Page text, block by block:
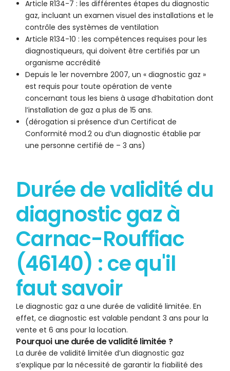
Article R134-7 : les différentes étapes du diagnostic
gaz, incluant un examen visuel des installations et le
contrôle des systèmes de ventilation
Article R134-10 : les compétences requises pour les
diagnostiqueurs, qui doivent être certifiés par un
organisme accrédité
Depuis le 1er novembre 2007, un « diagnostic gaz »
est requis pour toute opération de vente
concernant tous les biens à usage d’habitation dont
l’installation de gaz a plus de 15 ans.
(dérogation si présence d’un Certificat de
Conformité mod.2 ou d’un diagnostic établie par
une personne certifié de – 3 ans)
Durée de validité du
diagnostic gaz à
Carnac-Rouffiac
(46140) : ce qu'il
faut savoir
Le diagnostic gaz a une durée de validité limitée. En
effet, ce diagnostic est valable pendant 3 ans pour la
vente et 6 ans pour la location.
Pourquoi une durée de validité limitée ?
La durée de validité limitée d’un diagnostic gaz
s’explique par la nécessité de garantir la fiabilité des